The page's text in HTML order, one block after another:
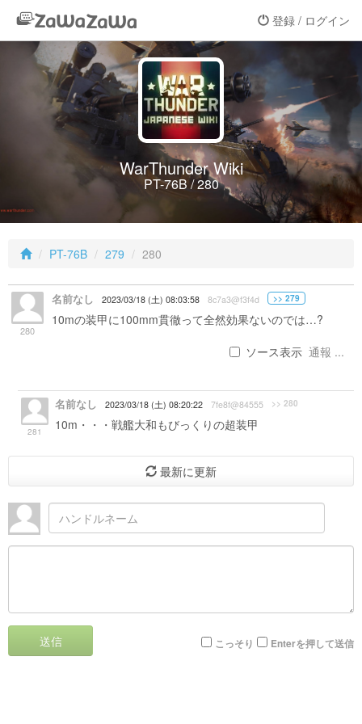
登録 / ログイン
WarThunder Wiki
PT-76B / 280
PT-76B 279 280
280
名前なし 2023/03/18 (土) 08:03:58 8c7a3@f3f4d >> 279
10mの装甲に100mm貫徹って全然効果ないのでは…?
ソース表示 通報 ...
281
名前なし 2023/03/18 (土) 08:20:22 7fe8f@84555 >> 280
10m・・・戦艦大和もびっくりの超装甲
最新に更新
送信 こっそり Enterを押して送信